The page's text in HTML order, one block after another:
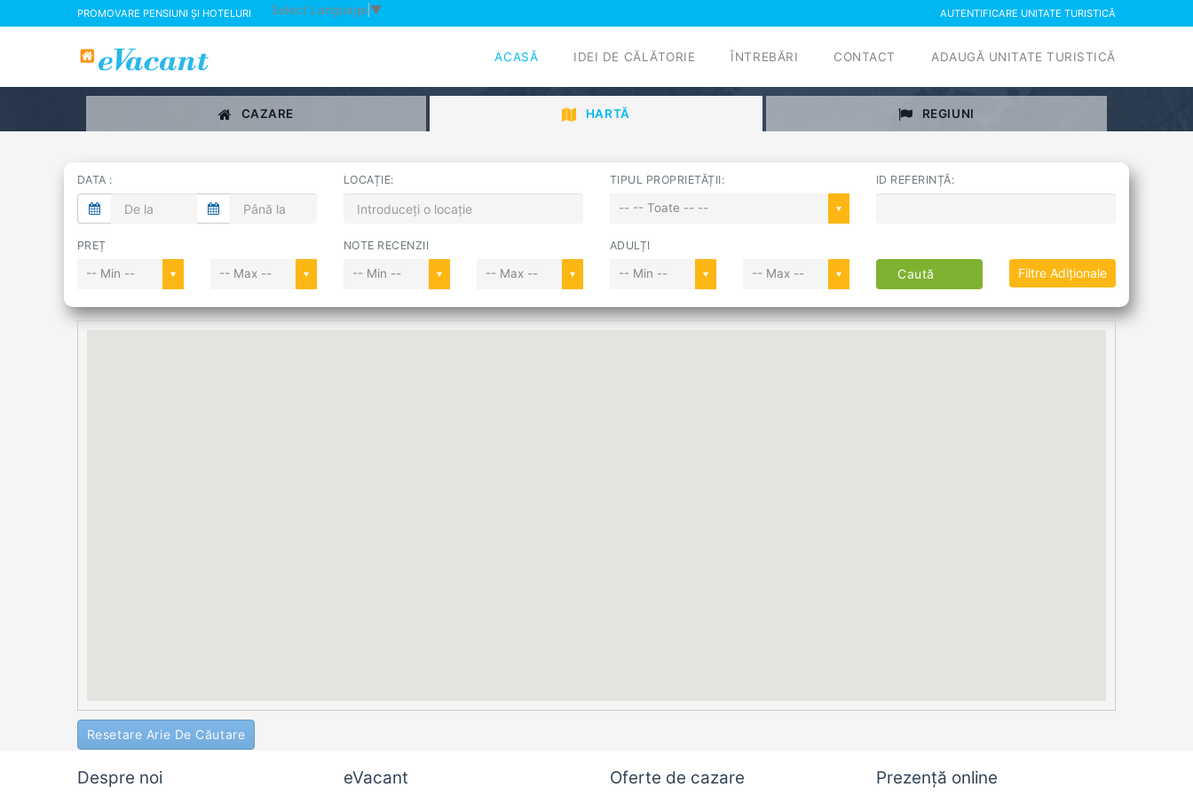
PROMOVARE PENSIUNI ȘI HOTELURI Select Language ▼ AUTENTIFICARE UNITATE TURISTICĂ
ACASĂ IDEI DE CĂLĂTORIE ÎNTREBĂRI CONTACT ADAUGĂ UNITATE TURISTICĂ
CAZARE HARTĂ REGIUNI
DATA : LOCAȚIE: TIPUL PROPRIETĂȚII:
-- -- Toate -- --
ID REFERINȚĂ:
PREȚ
-- Min -- -- Max --
NOTE RECENZII
-- Min -- -- Max --
ADULȚI
-- Min -- -- Max -- Caută Filtre Adiționale
Resetare Arie De Căutare
Despre noi eVacant Oferte de cazare Prezență online